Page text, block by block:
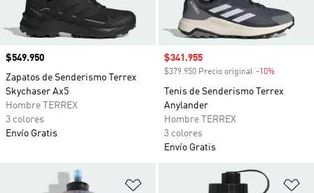
Precio
$549.950
Zapatos de Senderismo Terrex
Skychaser Ax5
Hombre TERREX
3 colores
Envío Gratis
Precio de venta
$341.955
$379.950 Precio original -10%
Tenis de Senderismo Terrex
Anylander
Hombre TERREX
3 colores
Envío Gratis
Añadir a la lista de deseos